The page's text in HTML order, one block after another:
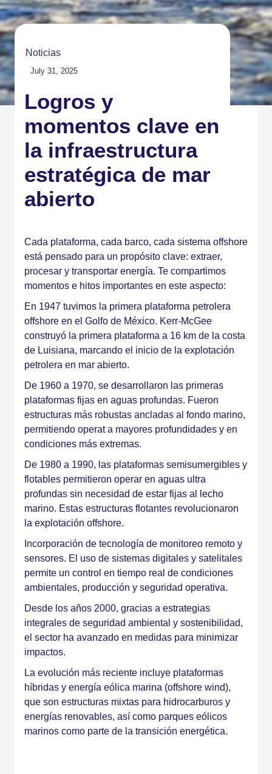
Noticias
July 31, 2025
Logros y
momentos clave en
la infraestructura
estratégica de mar
abierto
Cada plataforma, cada barco, cada sistema offshore
está pensado para un propósito clave: extraer,
procesar y transportar energía. Te compartimos
momentos e hitos importantes en este aspecto:
En 1947 tuvimos la primera plataforma petrolera
offshore en el Golfo de México. Kerr-McGee
construyó la primera plataforma a 16 km de la costa
de Luisiana, marcando el inicio de la explotación
petrolera en mar abierto.
De 1960 a 1970, se desarrollaron las primeras
plataformas fijas en aguas profundas. Fueron
estructuras más robustas ancladas al fondo marino,
permitiendo operat a mayores profundidades y en
condiciones más extremas.
De 1980 a 1990, las plataformas semisumergibles y
flotables permitieron operar en aguas ultra
profundas sin necesidad de estar fijas al lecho
marino. Estas estructuras flotantes revolucionaron
la explotación offshore.
Incorporación de tecnología de monitoreo remoto y
sensores. El uso de sistemas digitales y satelitales
permite un control en tiempo real de condiciones
ambientales, producción y seguridad operativa.
Desde los años 2000, gracias a estrategias
integrales de seguridad ambiental y sostenibilidad,
el sector ha avanzado en medidas para minimizar
impactos.
La evolución más reciente incluye plataformas
híbridas y energía eólica marina (offshore wind),
que son estructuras mixtas para hidrocarburos y
energías renovables, así como parques eólicos
marinos como parte de la transición energética.